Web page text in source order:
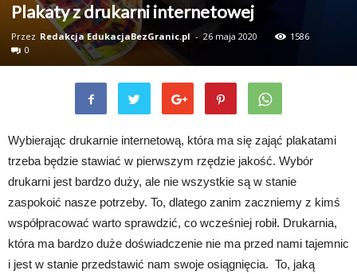
Plakaty z drukarni internetowej
Przez Redakcja EdukacjaBezGranic.pl - 26 maja 2020
1586
0
Wybierając drukarnie internetową, która ma się zająć plakatami
trzeba będzie stawiać w pierwszym rzędzie jakość. Wybór
drukarni jest bardzo duży, ale nie wszystkie są w stanie
zaspokoić nasze potrzeby. To, dlatego zanim zaczniemy z kimś
współpracować warto sprawdzić, co wcześniej robił. Drukarnia,
która ma bardzo duże doświadczenie nie ma przed nami tajemnic
i jest w stanie przedstawić nam swoje osiągnięcia. To, jaką